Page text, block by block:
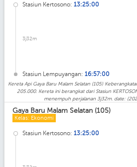
Stasiun Kertosono: 13:25:00
3j32m
Stasiun Lempuyangan: 16:57:00
Kereta Api Gaya Baru Malam Selatan (105)
205.000. Kereta ini berangkat dari Stasiun
menempuh perjalanan 3j32m. date:
Gaya Baru Malam Selatan (105)
Kelas: Ekonomi
Stasiun Kertosono: 13:25:00